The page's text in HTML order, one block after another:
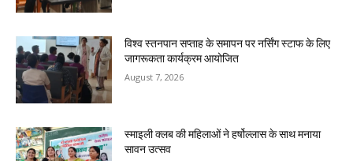
विश्व स्तनपान सप्ताह के समापन पर नर्सिंग स्टाफ के लिए
जागरूकता कार्यक्रम आयोजित
August 7, 2026
स्माइली क्लब की महिलाओं ने हर्षोल्लास के साथ मनाया
सावन उत्सव